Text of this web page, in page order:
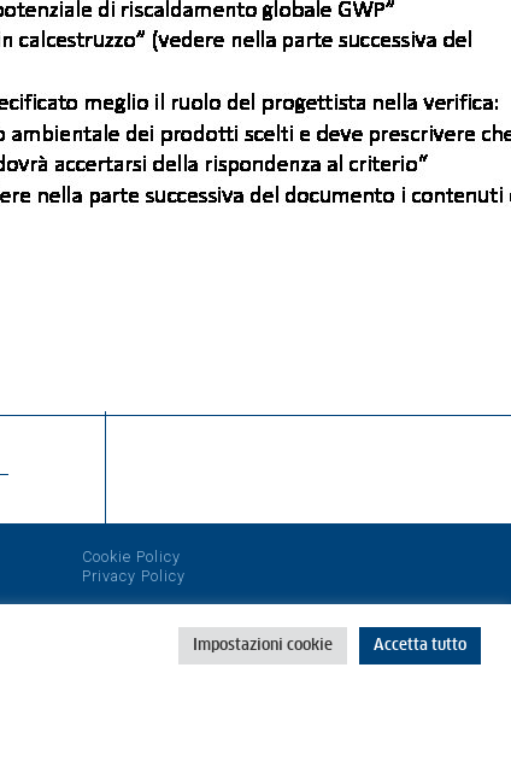
Cookie Policy
Privacy Policy
Impostazioni cookie Accetta tutto